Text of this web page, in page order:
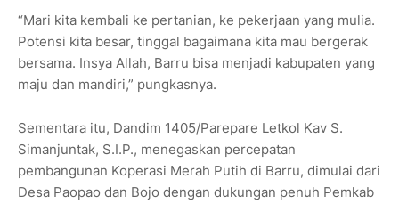
“Mari kita kembali ke pertanian, ke pekerjaan yang mulia.
Potensi kita besar, tinggal bagaimana kita mau bergerak
bersama. Insya Allah, Barru bisa menjadi kabupaten yang
maju dan mandiri,” pungkasnya.
Sementara itu, Dandim 1405/Parepare Letkol Kav S.
Simanjuntak, S.I.P., menegaskan percepatan
pembangunan Koperasi Merah Putih di Barru, dimulai dari
Desa Paopao dan Bojo dengan dukungan penuh Pemkab